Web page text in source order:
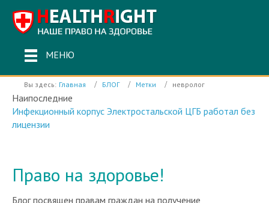
МЕНЮ
Вы здесь: Главная БЛОГ Метки невролог
Наипоследние
Инфекционный корпус Электростальской ЦГБ работал без
лицензии
Блог посвящен правам граждан на получение
качественной медицинской помощи в рамках ОМС.